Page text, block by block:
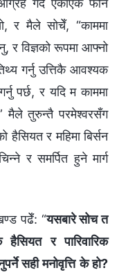
र मैले सोचेँ, “काममा
र विज्ञको रूपमा आफ्नो
गर्नु उत्तिकै आवश्यक
पर्छ, र यदि म काममा
मैले तुरुन्तै परमेश्‍वरसँग
हैसियत र महिमा बिर्सन
र समर्पित हुने मार्ग
पढेँ: “यसबारे सोच त
र पारिवारिक
सही मनोवृत्ति के हो?